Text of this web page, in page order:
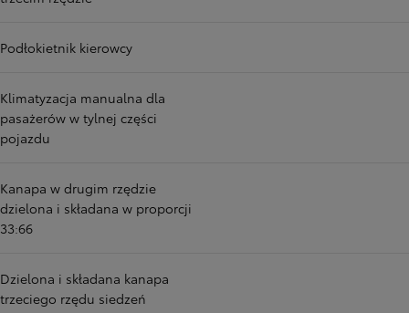
Podłokietnik kierowcy
Klimatyzacja manualna dla
pasażerów w tylnej części
pojazdu
Kanapa w drugim rzędzie
dzielona i składana w proporcji
33:66
Dzielona i składana kanapa
trzeciego rzędu siedzeń